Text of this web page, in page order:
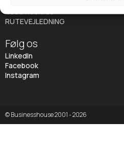
4000 Roskilde
RUTEVEJLEDNING
Følg os
LinkedIn
Facebook
Instagram
© Businesshouse 2001 - 2026